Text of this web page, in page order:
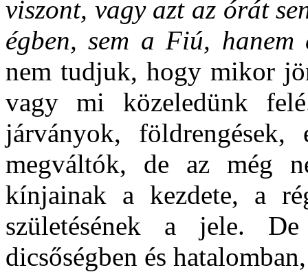
viszont, vagy azt az órát
égben, sem a Fiú,
nem tudjuk, hogy mikor
vagy mi közeledünk
járványok, földrengések,
megváltók, de az még
kínjainak a kezdete, a
születésének a jele.
dicsőségben és